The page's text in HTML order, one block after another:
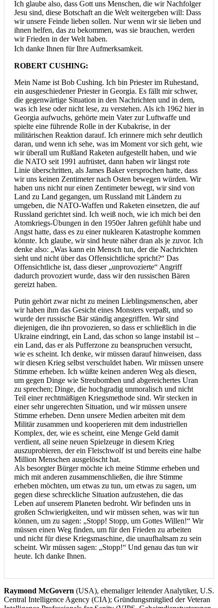
Ich glaube also, dass Gott uns Menschen, die wir Nachfolger
Jesu sind, diese Botschaft an die Welt weitergeben will: Dass
wir unsere Feinde lieben sollen. Nur wenn wir sie lieben und
ihnen helfen, das zu bekommen, was sie brauchen, werden
wir Frieden in der Welt haben.
Ich danke Ihnen für Ihre Aufmerksamkeit.
ROBERT CUSHING:
Mein Name ist Bob Cushing. Ich bin Priester im Ruhestand,
ein ausgeschiedener Priester in Georgia. Es fällt mir schwer,
die gegenwärtige Situation in den Nachrichten und in dem,
was ich lese oder nicht lese, zu verstehen. Als ich 1962 hier in
Georgia aufwuchs, gehörte mein Vater zur Luftwaffe und
spielte eine führende Rolle in der Kubakrise, in der
militärischen Reaktion darauf. Ich erinnere mich sehr deutlich
daran, und wenn ich sehe, was im Moment vor sich geht, wie
wir überall um Rußland Raketen aufgestellt haben, und wie
die NATO seit 1991 aufrüstet, dann haben wir längst rote
Linie überschritten, als James Baker versprochen hatte, dass
wir uns keinen Zentimeter nach Osten bewegen würden. Wir
haben uns nicht nur einen Zentimeter bewegt, wir sind von
Land zu Land gegangen, um Russland mit Ländern zu
umgeben, die NATO-Waffen und Raketen einsetzen, die auf
Russland gerichtet sind. Ich weiß noch, wie ich mich bei den
Atomkriegs-Übungen in den 1950er Jahren gefühlt habe und
Angst hatte, dass es zu einer nuklearen Katastrophe kommen
könnte. Ich glaube, wir sind heute näher dran als je zuvor. Ich
denke also: „Was kann ein Mensch tun, der die Nachrichten
sieht und nicht über das Offensichtliche spricht?“ Das
Offensichtliche ist, dass dieser „unprovozierte“ Angriff
dadurch provoziert wurde, dass wir den russischen Bären
gereizt haben.
Putin gehört zwar nicht zu meinen Lieblingsmenschen, aber
wir haben ihm das Gesicht eines Monsters verpaßt, und so
wurde der russische Bär ständig angegriffen. Wir sind
diejenigen, die ihn provozieren, so dass er schließlich in die
Ukraine eindringt, ein Land, das schon so lange instabil ist –
ein Land, das er als Pufferzone zu beanspruchen versucht,
wie es scheint. Ich denke, wir müssen darauf hinweisen, dass
wir diesen Krieg selbst verschuldet haben. Wir müssen unsere
Stimme erheben. Ich wüßte keinen anderen Weg als diesen,
um gegen Dinge wie Streubomben und abgereichertes Uran
zu sprechen; Dinge, die hochgradig unmoralisch und nicht
Teil einer rechtmäßigen Kriegsmethode sind. Wir stecken in
einer sehr ungerechten Situation, und wir müssen unsere
Stimme erheben. Denn unsere Medien arbeiten mit dem
Militär zusammen und kooperieren mit dem industriellen
Komplex, der, wie es scheint, eine Menge Geld damit
verdient, all seine neuen Spielzeuge in diesem Krieg
auszuprobieren, der ein Fleischwolf ist und bereits eine halbe
Million Menschen ausgelöscht hat.
Als besorgter Bürger möchte ich meine Stimme erheben und
mich mit anderen zusammenschließen, die ihre Stimme
erheben möchten, um etwas zu tun, um etwas zu sagen, um
gegen diese schreckliche Situation aufzustehen, die das
Leben auf unserem Planeten bedroht. Wir befinden uns in
großen Schwierigkeiten, und wir müssen sehen, was wir tun
können, um zu sagen: „Stopp! Stopp, um Gottes Willen!“ Wir
müssen einen Weg finden, um für den Frieden zu arbeiten
und nicht für diese Kriegsmaschine, die unaufhaltsam zu sein
scheint. Wir müssen sagen: „Stopp!“ Und genau das tun wir
heute. Ich danke Ihnen.
Raymond McGovern (USA), ehemaliger leitender Analytiker, U.S.
Central Intelligence Agency (CIA); Gründungsmitglied der Veteran